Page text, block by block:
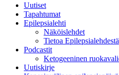
Uutiset
Tapahtumat
Epilepsialehti
Näköislehdet
Tietoa Epilepsialehdestä
Podcastit
Ketogeeninen
Uutiskirje